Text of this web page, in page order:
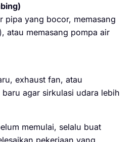
pipa yang bocor, memasang
atau memasang pompa air
exhaust fan, atau
agar sirkulasi udara lebih
memulai, selalu buat